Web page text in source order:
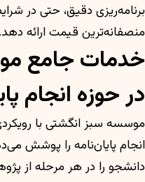
برنامه‌ریزی دقیق، حتی در
منصفانه‌ترین قیمت ارائه دهد.
خدمات جامع
در حوزه انجام
موسسه سبز انگشتی با
انجام پایان‌نامه را پوشش
دانشجو را در هر مرحله از